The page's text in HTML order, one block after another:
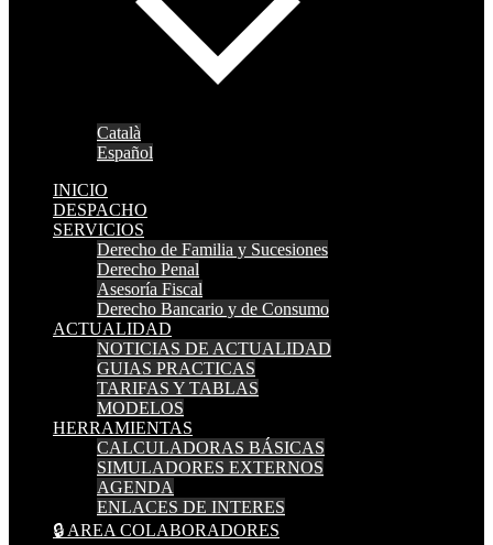
Català
Español
INICIO
DESPACHO
SERVICIOS
Derecho de Familia y Sucesiones
Derecho Penal
Asesoría Fiscal
Derecho Bancario y de Consumo
ACTUALIDAD
NOTICIAS DE ACTUALIDAD
GUIAS PRACTICAS
TARIFAS Y TABLAS
MODELOS
HERRAMIENTAS
CALCULADORAS BÁSICAS
SIMULADORES EXTERNOS
AGENDA
ENLACES DE INTERES
🔒 AREA COLABORADORES